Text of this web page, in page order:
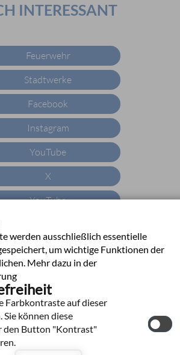
INTERESSANT
Feuerwehr
Stadtwerke
Facebook
Instagram
YouTube
X
YouTube
|Inhalt
werden ausschließlich essentielle
um wichtige Funktionen der
Mehr dazu in der
Farbkontraste auf dieser
können diese
den Button "Kontrast"